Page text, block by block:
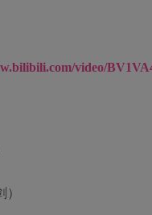
video/